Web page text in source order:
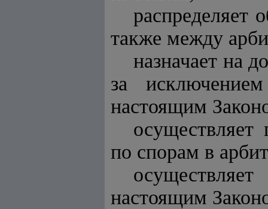
распределяет
также между
назначает на
за
настоящим
осуществляет
по спорам в
настоящим